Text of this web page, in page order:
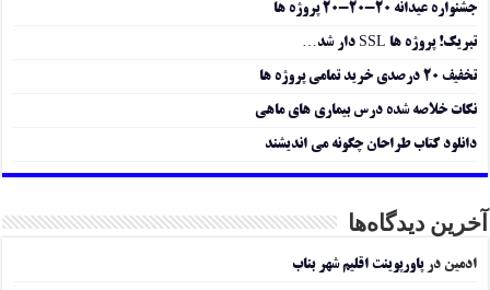
جشنواره عیدانه ۲۰-۲۰-۲۰ پروژه ها
تبریک! پروژه ها SSL دار شد…
تخفیف ۲۰ درصدی خرید تمامی پروژه ها
نکات خلاصه شده درس بیماری های ماهی
دانلود کتاب طراحان چگونه می اندیشند
آخرین دیدگاه‌ها
ادمین درپاورپوینت اقلیم شهر بناب